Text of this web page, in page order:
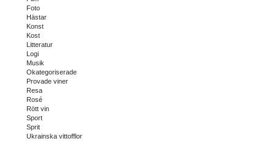
Foto
Hästar
Konst
Kost
Litteratur
Logi
Musik
Okategoriserade
Provade viner
Resa
Rosé
Rött vin
Sport
Sprit
Ukrainska vittofflor